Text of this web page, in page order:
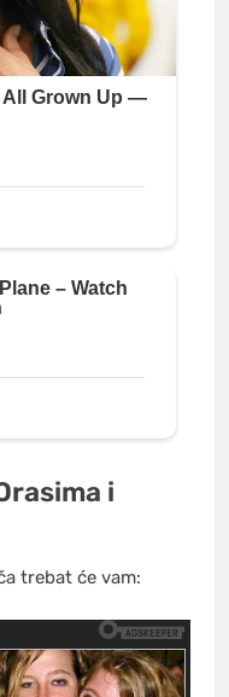
i
trebat će vam: